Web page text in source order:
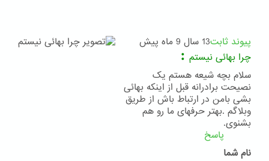
پیوند ثابت13 سال 9 ماه پیش
چرا بهائی نیستم :
سلام بچه شیعه هستم یک
نصیحت برادرانه قبل از اینکه بهائی
بشی بامن در ارتباط باش از طریق
وبلاگم .بهتر حرفهای ما رو هم
بشنوی.
پاسخ
نام شما